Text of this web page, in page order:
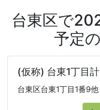
台東区で
予定
(仮称) 台東1丁目
台東区台東1丁目1番9他